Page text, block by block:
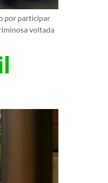
por participar
voltada